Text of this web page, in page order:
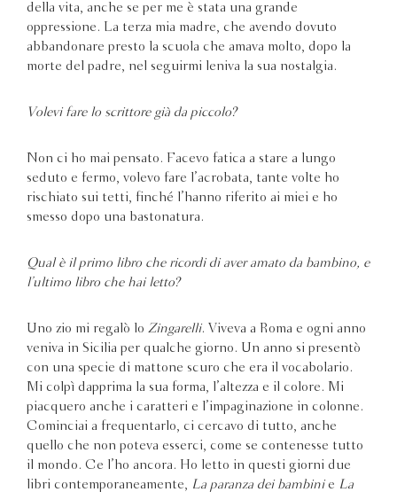
della vita, anche se per me è stata una grande
oppressione. La terza mia madre, che avendo dovuto
abbandonare presto la scuola che amava molto, dopo la
morte del padre, nel seguirmi leniva la sua nostalgia.
Volevi fare lo scrittore già da piccolo?
Non ci ho mai pensato. Facevo fatica a stare a lungo
seduto e fermo, volevo fare l’acrobata, tante volte ho
rischiato sui tetti, finché l’hanno riferito ai miei e ho
smesso dopo una bastonatura.
Qual è il primo libro che ricordi di aver amato da bambino, e
l’ultimo libro che hai letto?
Uno zio mi regalò lo Zingarelli. Viveva a Roma e ogni anno
veniva in Sicilia per qualche giorno. Un anno si presentò
con una specie di mattone scuro che era il vocabolario.
Mi colpì dapprima la sua forma, l’altezza e il colore. Mi
piacquero anche i caratteri e l’impaginazione in colonne.
Cominciai a frequentarlo, ci cercavo di tutto, anche
quello che non poteva esserci, come se contenesse tutto
il mondo. Ce l’ho ancora. Ho letto in questi giorni due
libri contemporaneamente,
La paranza dei bambinie La